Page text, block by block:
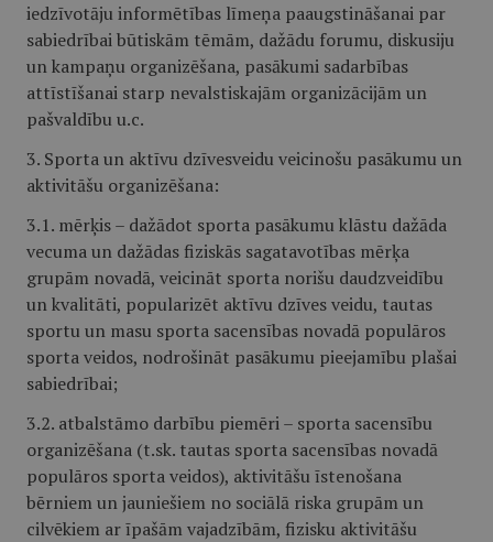
iedzīvotāju informētības līmeņa paaugstināšanai par
sabiedrībai būtiskām tēmām, dažādu forumu, diskusiju
un kampaņu organizēšana, pasākumi sadarbības
attīstīšanai starp nevalstiskajām organizācijām un
pašvaldību u.c.
3. Sporta un aktīvu dzīvesveidu veicinošu pasākumu un
aktivitāšu organizēšana:
3.1. mērķis – dažādot sporta pasākumu klāstu dažāda
vecuma un dažādas fiziskās sagatavotības mērķa
grupām novadā, veicināt sporta norišu daudzveidību
un kvalitāti, popularizēt aktīvu dzīves veidu, tautas
sportu un masu sporta sacensības novadā populāros
sporta veidos, nodrošināt pasākumu pieejamību plašai
sabiedrībai;
3.2. atbalstāmo darbību piemēri – sporta sacensību
organizēšana (t.sk. tautas sporta sacensības novadā
populāros sporta veidos), aktivitāšu īstenošana
bērniem un jauniešiem no sociālā riska grupām un
cilvēkiem ar īpašām vajadzībām, fizisku aktivitāšu